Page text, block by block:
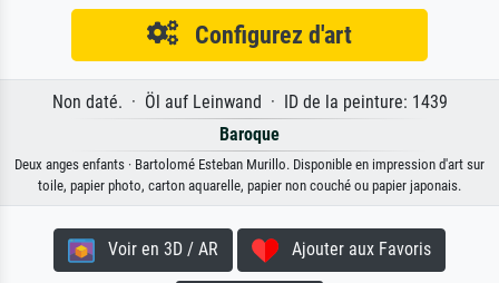
Configurez d'art
Non daté. · Öl auf Leinwand · ID de la peinture: 1439
Baroque
Deux anges enfants · Bartolomé Esteban Murillo. Disponible en impression d'art sur
toile, papier photo, carton aquarelle, papier non couché ou papier japonais.
Voir en 3D / AR Ajouter aux Favoris